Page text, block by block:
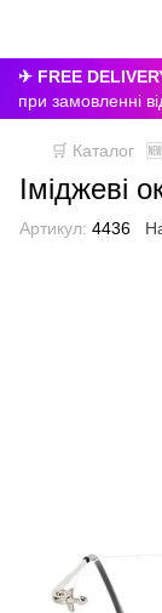
✈ FREE
при замовленні
🛒 Каталог
Іміджеві
Артикул: 4436